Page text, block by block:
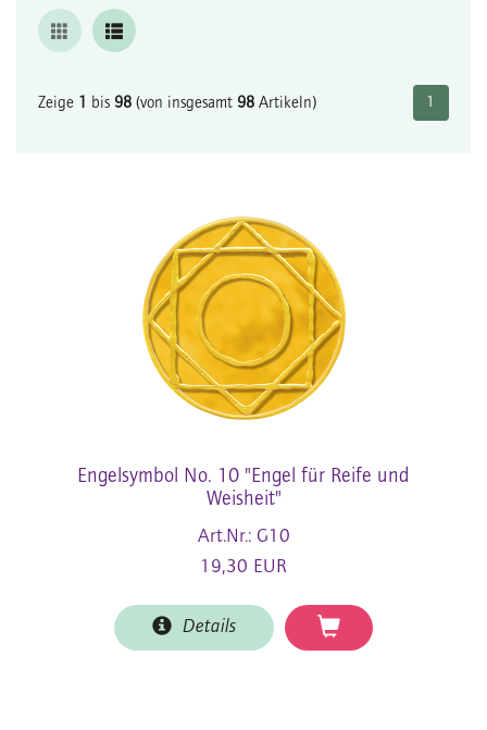
Zeige 1 bis 98 (von insgesamt 98 Artikeln) 1
Engelsymbol No. 10 "Engel für Reife und
Weisheit"
Art.Nr.: G10
19,30 EUR
Details